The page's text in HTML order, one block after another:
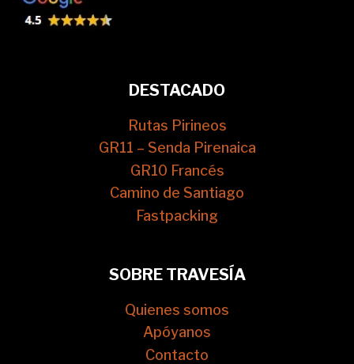
DESTACADO
Rutas Pirineos
GR11 – Senda Pirenaica
GR10 Francés
Camino de Santiago
Fastpacking
SOBRE TRAVESÍA
Quienes somos
Apóyanos
Contacto